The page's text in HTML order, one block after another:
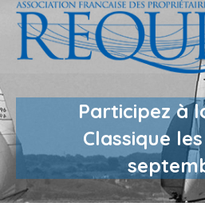
Participez à
Classique les